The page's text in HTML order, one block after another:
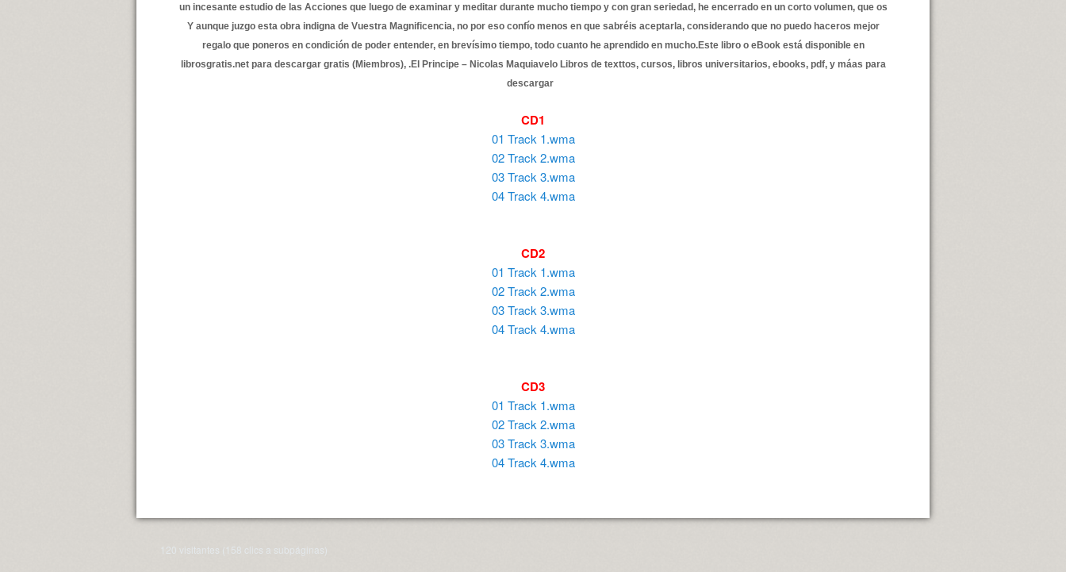
un incesante estudio de las Acciones que luego de examinar y meditar durante mucho tiempo y con gran seriedad, he encerrado en un corto volumen, que os
Y aunque juzgo esta obra indigna de Vuestra Magnificencia, no por eso confío menos en que sabréis aceptarla, considerando que no puedo haceros mejor
regalo que poneros en condición de poder entender, en brevísimo tiempo, todo cuanto he aprendido en mucho.Este libro o eBook está disponible en
librosgratis.net para descargar gratis (Miembros), .El Principe – Nicolas Maquiavelo Libros de texttos, cursos, libros universitarios, ebooks, pdf, y máas para
descargar
CD1
01 Track 1.wma
02 Track 2.wma
03 Track 3.wma
04 Track 4.wma
CD2
01 Track 1.wma
02 Track 2.wma
03 Track 3.wma
04 Track 4.wma
CD3
01 Track 1.wma
02 Track 2.wma
03 Track 3.wma
04 Track 4.wma
120 visitantes (158 clics a subpáginas)